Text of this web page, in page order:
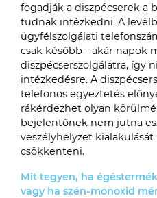
fogadják a diszpécserek a
tudnak intézkedni. A
ügyfélszolgálati
csak később - akár napok
diszpécserszolgálatra, így
intézkedésre. A
telefonos egyeztetés
rákérdezhet olyan
bejelentőnek nem jutna
veszélyhelyzet
csökkenteni.
Mit tegyen, ha
vagy ha szén-monoxid